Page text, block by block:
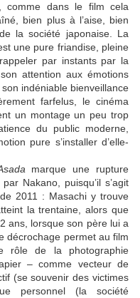
comme dans le film cela
bien plus à l’aise, bien
la société japonaise. La
une pure friandise, pleine
par instants par la
attention aux émotions
indéniable bienveillance
farfelus, le cinéma
un montage un peu trop
du public moderne,
pure s’installer d’elle-
marque une rupture
par Nakano , puisqu’il s’agit
2011 : Masachi y trouve
la trentaine, alors que
ans, lorsque son père lui a
décrochage permet au film
rôle de la photographie
– comme vecteur de
(se souvenir des victimes
personnel (la société